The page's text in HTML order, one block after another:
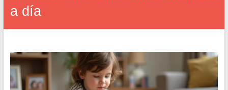
a día